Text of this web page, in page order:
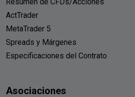
ActTrader
MetaTrader 5
Spreads y Márgenes
Especificaciones del Contrato
Asociaciones